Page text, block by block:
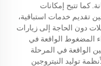
كما تتيح إمكانات
تقديم خدمات استباقية،
دون الحاجة إلى زيارات
المضغوط الواقعة في
الواقعة في المرحلة
توليد النيتروجين